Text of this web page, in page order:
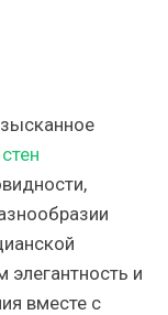
стен
элегантность и
вместе с